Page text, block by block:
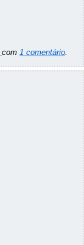
com 1 comentário.